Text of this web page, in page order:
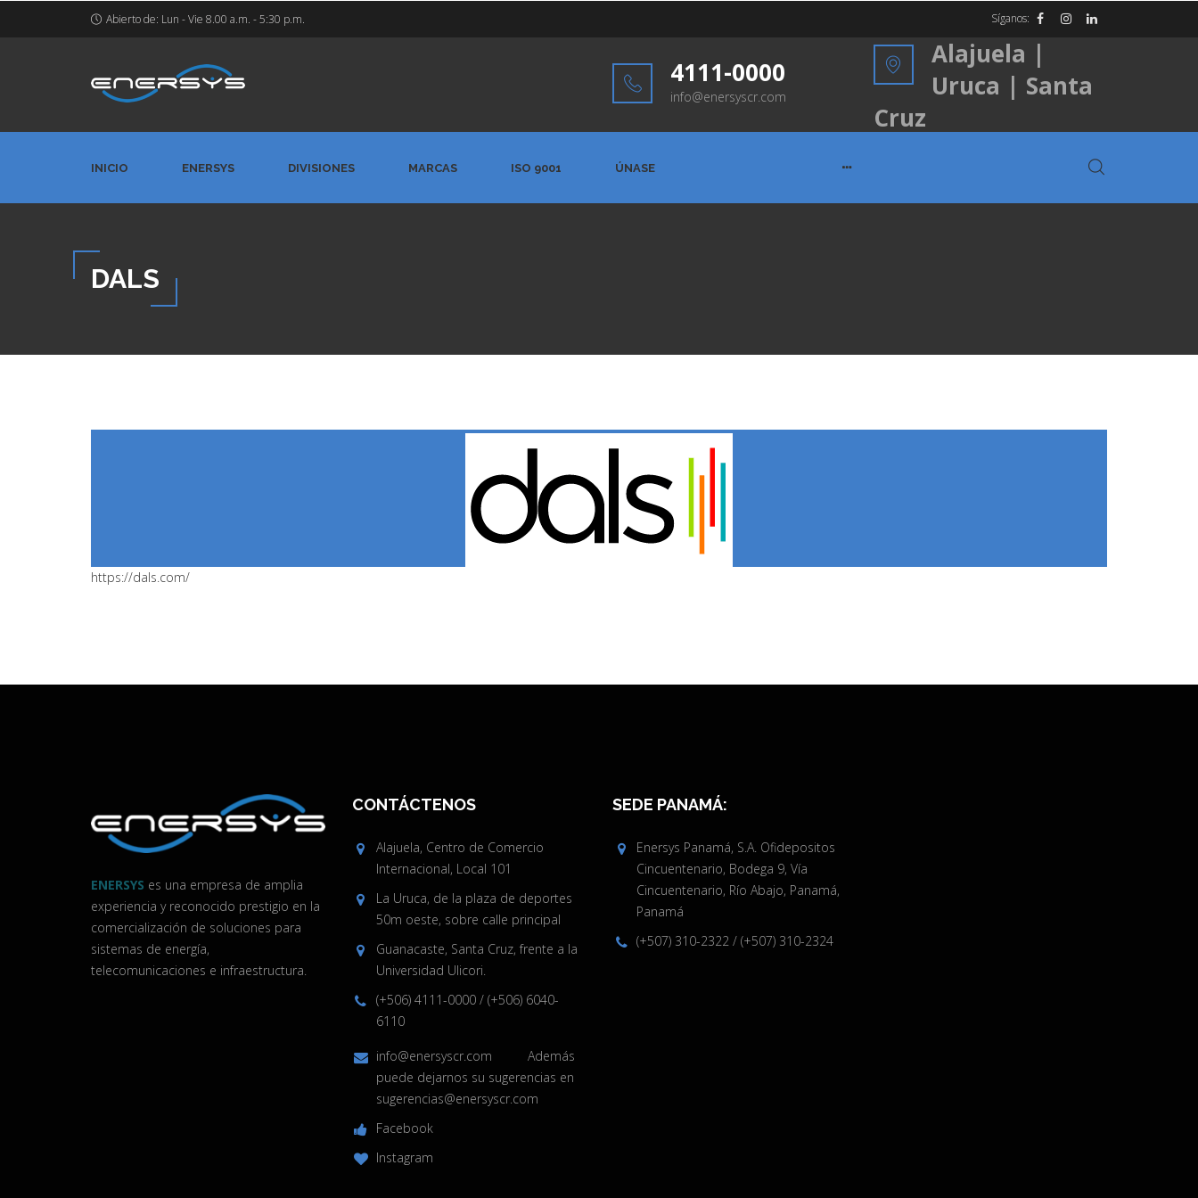
Abierto de: Lun - Vie 8.00 a.m. - 5:30 p.m. Síganos:
4111-0000
info@enersyscr.com
Alajuela |
Uruca | Santa
Cruz
INICIO ENERSYS DIVISIONES MARCAS ISO 9001 ÚNASE
DALS
https://dals.com/
ENERSYS es una empresa de amplia
experiencia y reconocido prestigio en la
comercialización de soluciones para
sistemas de energía,
telecomunicaciones e infraestructura.
CONTÁCTENOS
Alajuela, Centro de Comercio
Internacional, Local 101
La Uruca, de la plaza de deportes
50m oeste, sobre calle principal
Guanacaste, Santa Cruz, frente a la
Universidad Ulicori.
(+506) 4111-0000/ (+506) 6040-
6110
info@enersyscr.com
Además
puede dejarnos su sugerencias en
sugerencias@enersyscr.com
Facebook
Instagram
SEDE PANAMÁ:
Enersys Panamá, S.A. Ofidepositos
Cincuentenario, Bodega 9, Vía
Cincuentenario, Río Abajo, Panamá,
Panamá
(+507) 310-2322 / (+507) 310-2324